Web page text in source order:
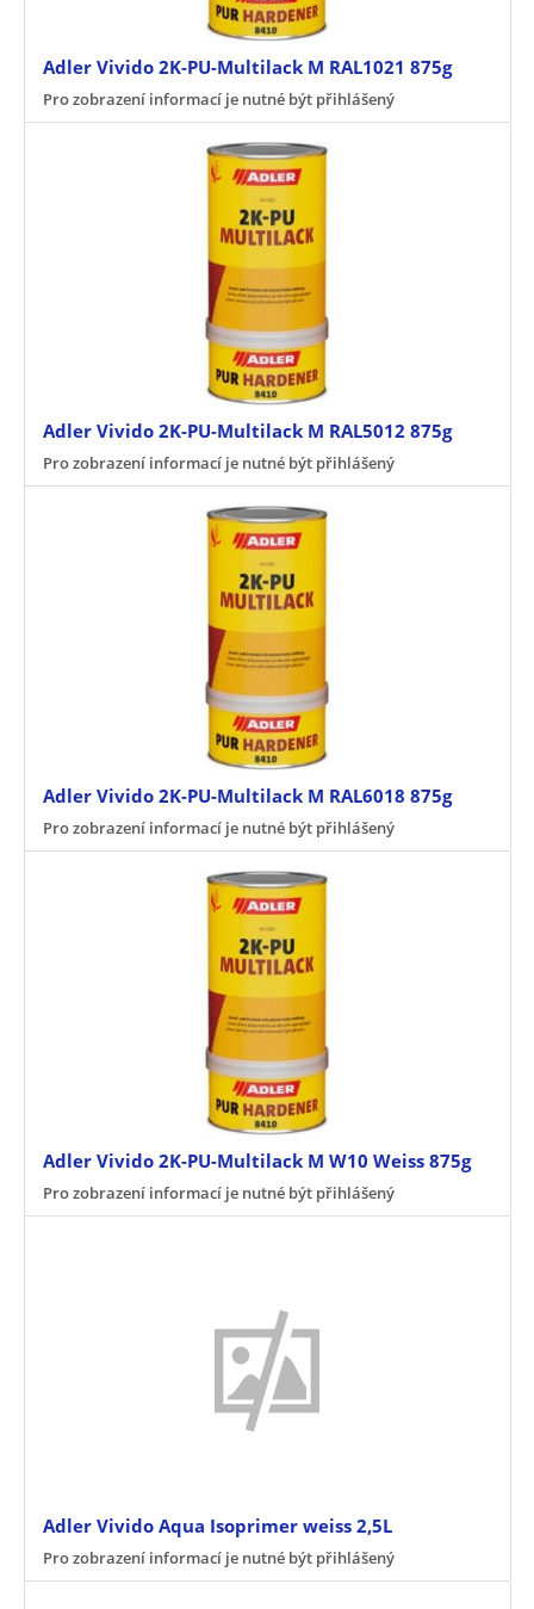
Adler Vivido 2K-PU-Multilack M RAL1021 875g
Pro zobrazení informací je nutné být přihlášený
Adler Vivido 2K-PU-Multilack M RAL5012 875g
Pro zobrazení informací je nutné být přihlášený
Adler Vivido 2K-PU-Multilack M RAL6018 875g
Pro zobrazení informací je nutné být přihlášený
Adler Vivido 2K-PU-Multilack M W10 Weiss 875g
Pro zobrazení informací je nutné být přihlášený
Adler Vivido Aqua Isoprimer weiss 2,5L
Pro zobrazení informací je nutné být přihlášený